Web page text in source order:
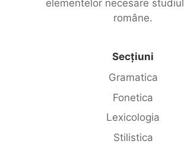
elementelor necesare
române.
Secțiuni
Gramatica
Fonetica
Lexicologia
Stilistica